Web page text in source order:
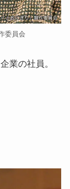
委員会
業の社員。